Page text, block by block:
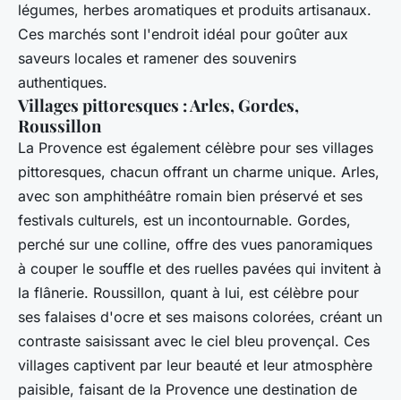
légumes, herbes aromatiques et produits artisanaux.
Ces marchés sont l'endroit idéal pour goûter aux
saveurs locales et ramener des souvenirs
authentiques.
Villages pittoresques : Arles, Gordes,
Roussillon
La Provence est également célèbre pour ses villages
pittoresques, chacun offrant un charme unique. Arles,
avec son amphithéâtre romain bien préservé et ses
festivals culturels, est un incontournable. Gordes,
perché sur une colline, offre des vues panoramiques
à couper le souffle et des ruelles pavées qui invitent à
la flânerie. Roussillon, quant à lui, est célèbre pour
ses falaises d'ocre et ses maisons colorées, créant un
contraste saisissant avec le ciel bleu provençal. Ces
villages captivent par leur beauté et leur atmosphère
paisible, faisant de la Provence une destination de